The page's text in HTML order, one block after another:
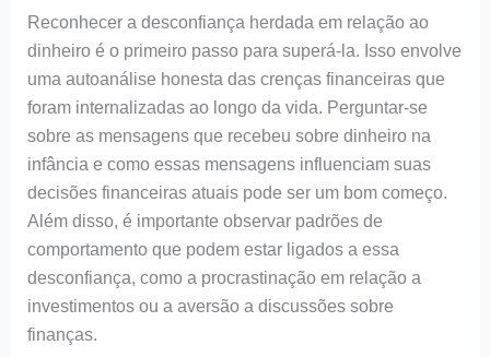
Reconhecer a desconfiança herdada em relação ao
dinheiro é o primeiro passo para superá-la. Isso envolve
uma autoanálise honesta das crenças financeiras que
foram internalizadas ao longo da vida. Perguntar-se
sobre as mensagens que recebeu sobre dinheiro na
infância e como essas mensagens influenciam suas
decisões financeiras atuais pode ser um bom começo.
Além disso, é importante observar padrões de
comportamento que podem estar ligados a essa
desconfiança, como a procrastinação em relação a
investimentos ou a aversão a discussões sobre
finanças.